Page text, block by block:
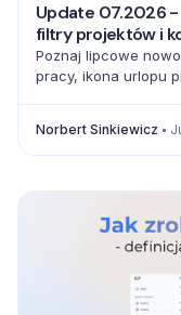
Update 07.2026
filtry projektów i
Poznaj lipcowe
pracy, ikona urlopu
Norbert Sinkiewicz